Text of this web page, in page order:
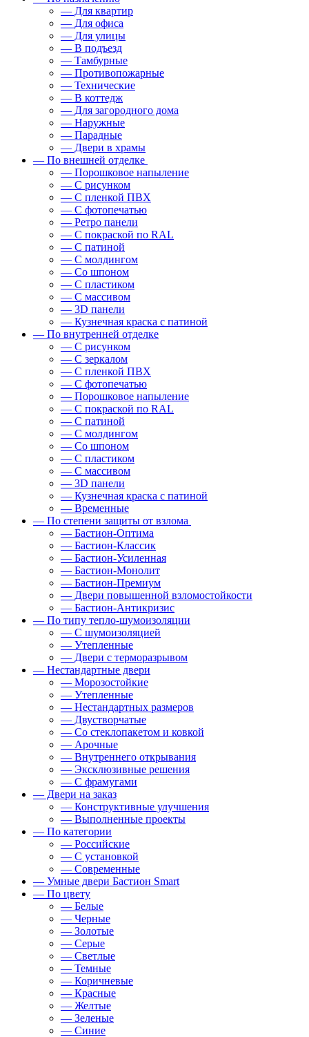
— Для квартир
— Для офиса
— Для улицы
— В подъезд
— Тамбурные
— Противопожарные
— Технические
— В коттедж
— Для загородного дома
— Наружные
— Парадные
— Двери в храмы
— По внешней отделке
— Порошковое напыление
— С рисунком
— С пленкой ПВХ
— С фотопечатью
— Ретро панели
— С покраской по RAL
— С патиной
— С молдингом
— Со шпоном
— С пластиком
— С массивом
— 3D панели
— Кузнечная краска с патиной
— По внутренней отделке
— С рисунком
— С зеркалом
— С пленкой ПВХ
— С фотопечатью
— Порошковое напыление
— С покраской по RAL
— С патиной
— С молдингом
— Со шпоном
— С пластиком
— С массивом
— 3D панели
— Кузнечная краска с патиной
— Временные
— По степени защиты от взлома
— Бастион-Оптима
— Бастион-Классик
— Бастион-Усиленная
— Бастион-Монолит
— Бастион-Премиум
— Двери повышенной взломостойкости
— Бастион-Антикризис
— По типу тепло-шумоизоляции
— С шумоизоляцией
— Утепленные
— Двери с терморазрывом
— Нестандартные двери
— Морозостойкие
— Утепленные
— Нестандартных размеров
— Двустворчатые
— Со стеклопакетом и ковкой
— Арочные
— Внутреннего открывания
— Эксклюзивные решения
— С фрамугами
— Двери на заказ
— Конструктивные улучшения
— Выполненные проекты
— По категории
— Российские
— С установкой
— Современные
— Умные двери Бастион Smart
— По цвету
— Белые
— Черные
— Золотые
— Серые
— Светлые
— Темные
— Коричневые
— Красные
— Желтые
— Зеленые
— Синие